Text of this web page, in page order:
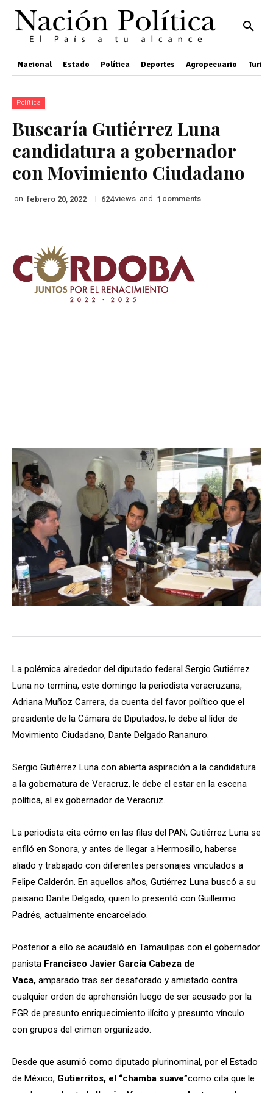
Nacional Estado Política Deportes Agropecuario
Política
Buscaría Gutiérrez Luna
candidatura a gobernador
con Movimiento Ciudadano
on febrero 20, 2022 | 624views and 1 comments
La polémica alrededor del diputado federal Sergio Gutiérrez
Luna no termina, este domingo la periodista veracruzana,
Adriana Muñoz Carrera, da cuenta del favor político que el
presidente de la Cámara de Diputados, le debe al líder de
Movimiento Ciudadano, Dante Delgado Rananuro.
Sergio Gutiérrez Luna con abierta aspiración a la candidatura
a la gobernatura de Veracruz, le debe el estar en la escena
política, al ex gobernador de Veracruz.
La periodista cita cómo en las filas del PAN, Gutiérrez Luna se
enfiló en Sonora, y antes de llegar a Hermosillo, haberse
aliado y trabajado con diferentes personajes vinculados a
Felipe Calderón. En aquellos años, Gutiérrez Luna buscó a su
paisano Dante Delgado, quien lo presentó con Guillermo
Padrés, actualmente encarcelado.
Posterior a ello se acaudaló en Tamaulipas con el gobernador
panista Francisco Javier García Cabeza de
Vaca, amparado tras ser desaforado y amistado contra
cualquier orden de aprehensión luego de ser acusado por la
FGR de presunto enriquecimiento ilícito y presunto vínculo
con grupos del crimen organizado.
Desde que asumió como diputado plurinominal, por el Estado
de México, Gutierritos, el “chamba suave”como cita que le